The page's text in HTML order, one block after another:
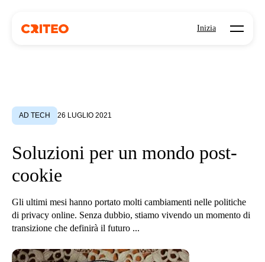
Inizia Open
AD TECH 26 LUGLIO 2021
Soluzioni per un mondo post-
cookie
Gli ultimi mesi hanno portato molti cambiamenti nelle politiche
di privacy online. Senza dubbio, stiamo vivendo un momento di
transizione che definirà il futuro ...